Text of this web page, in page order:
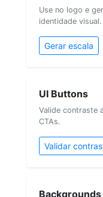
Use no logo e
identidade visual.
Gerar escala
UI Buttons
Valide contraste
CTAs.
Validar
Backgrounds